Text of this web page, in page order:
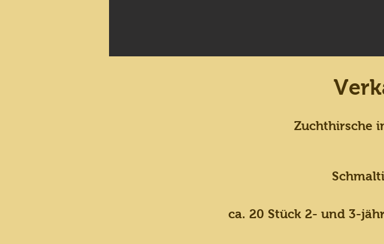
Zuchthirsche
ca. 20 Stück 2- und 3-